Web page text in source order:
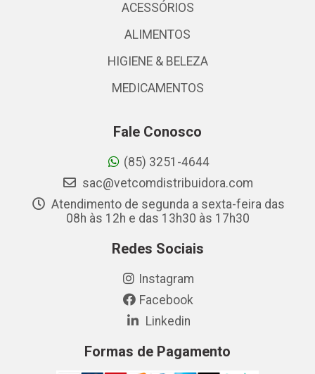
ACESSÓRIOS
ALIMENTOS
HIGIENE & BELEZA
MEDICAMENTOS
Fale Conosco
(85) 3251-4644
sac@vetcomdistribuidora.com
Atendimento de segunda a sexta-feira das
08h às 12h e das 13h30 às 17h30
Redes Sociais
Instagram
Facebook
Linkedin
Formas de Pagamento